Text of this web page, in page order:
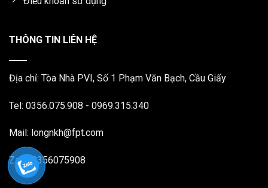
THÔNG TIN LIÊN HỆ
Địa chỉ: Tòa Nhà PVI, Số 1 Phạm Văn Bạch, Cầu Giấy
Tel: 0356.075.908 - 0969.315.340
Mail: longnkh@fpt.com
Zalo: 0356075908